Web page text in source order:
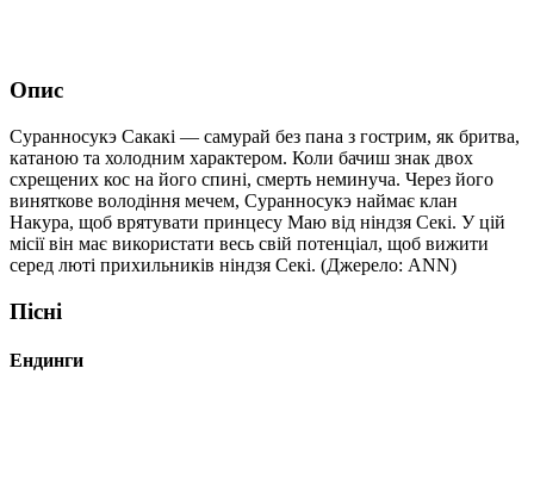
Опис
Суранносукэ Сакакі — самурай без пана з гострим, як бритва,
катаною та холодним характером. Коли бачиш знак двох
схрещених кос на його спині, смерть неминуча. Через його
виняткове володіння мечем, Суранносукэ наймає клан
Накура, щоб врятувати принцесу Маю від ніндзя Секі. У цій
місії він має використати весь свій потенціал, щоб вижити
серед люті прихильників ніндзя Секі. (Джерело: ANN)
Пісні
Ендинги